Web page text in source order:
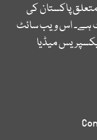
پاکستان کی
ہے۔ اس ویب سائٹ
میڈیا